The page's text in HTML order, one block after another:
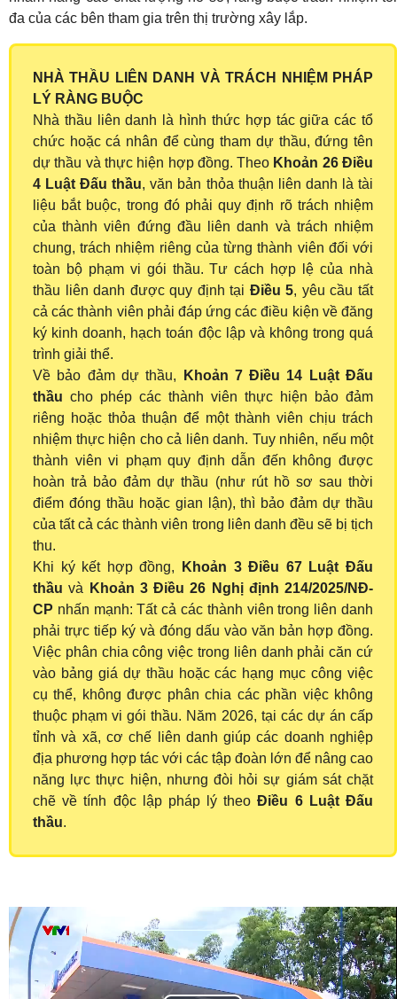
đa của các bên tham gia trên thị trường xây lắp.
NHÀ THẦU LIÊN DANH VÀ TRÁCH NHIỆM PHÁP
LÝ RÀNG BUỘC
Nhà thầu liên danh là hình thức hợp tác giữa các tổ
chức hoặc cá nhân để cùng tham dự thầu, đứng tên
dự thầu và thực hiện hợp đồng. Theo Khoản 26 Điều
4 Luật Đấu thầu, văn bản thỏa thuận liên danh là tài
liệu bắt buộc, trong đó phải quy định rõ trách nhiệm
của thành viên đứng đầu liên danh và trách nhiệm
chung, trách nhiệm riêng của từng thành viên đối với
toàn bộ phạm vi gói thầu. Tư cách hợp lệ của nhà
thầu liên danh được quy định tại Điều 5, yêu cầu tất
cả các thành viên phải đáp ứng các điều kiện về đăng
ký kinh doanh, hạch toán độc lập và không trong quá
trình giải thể.
Về bảo đảm dự thầu,
Khoản 7 Điều 14 Luật Đấu
thầu cho phép các thành viên thực hiện bảo đảm
riêng hoặc thỏa thuận để một thành viên chịu trách
nhiệm thực hiện cho cả liên danh. Tuy nhiên, nếu một
thành viên vi phạm quy định dẫn đến không được
hoàn trả bảo đảm dự thầu (như rút hồ sơ sau thời
điểm đóng thầu hoặc gian lận), thì bảo đảm dự thầu
của tất cả các thành viên trong liên danh đều sẽ bị tịch
thu.
Khi ký kết hợp đồng,
Khoản 3 Điều 67 Luật Đấu
thầu và
Khoản 3 Điều 26 Nghị định 214/2025/NĐ-
CP nhấn mạnh: Tất cả các thành viên trong liên danh
phải trực tiếp ký và đóng dấu vào văn bản hợp đồng.
Việc phân chia công việc trong liên danh phải căn cứ
vào bảng giá dự thầu hoặc các hạng mục công việc
cụ thể, không được phân chia các phần việc không
thuộc phạm vi gói thầu. Năm 2026, tại các dự án cấp
tỉnh và xã, cơ chế liên danh giúp các doanh nghiệp
địa phương hợp tác với các tập đoàn lớn để nâng cao
năng lực thực hiện, nhưng đòi hỏi sự giám sát chặt
chẽ về tính độc lập pháp lý theoĐiều 6 Luật Đấu
thầu.